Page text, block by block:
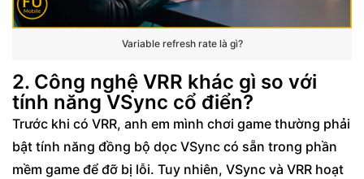
Variable refresh rate là gì?
2. Công nghệ VRR khác gì so với
tính năng VSync cổ điển?
Trước khi có VRR, anh em mình chơi game thường phải
bật tính năng đồng bộ dọc VSync có sẵn trong phần
mềm game để đỡ bị lỗi. Tuy nhiên, VSync và VRR hoạt